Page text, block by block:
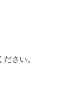
さい。